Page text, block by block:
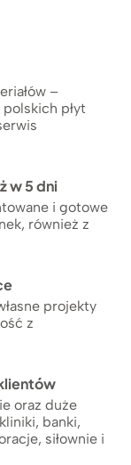
–
płyt
w 5 dni
i gotowe
również z
projekty
z
oraz duże
banki,
siłownie i